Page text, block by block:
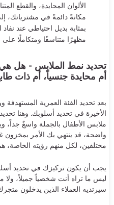
الألوان المحايدة، والقطع
مكانةً دائمةً في
بمثابة بديل احتياطي عند
مظهرًا متناسقًا ومتكاملًا على
تحديد نمط الملابس - هل
أم محايدة جنسياً، أم ذات
بعد تحديد الفئة العمرية
الأخيرة في تحديد أسلوبك. وهنا
ملابس الأطفال بالجملة واسعٌ جداً،
واضحة، قد ينتهي بك الأمر
مختلفين، لكل منهم رؤيته
يجب أن يكون تركيزك في تحديد
ليس ما تراه أنت شخصياً جميلاً، ولا
سيرتديه العملاء الذين يدخلون